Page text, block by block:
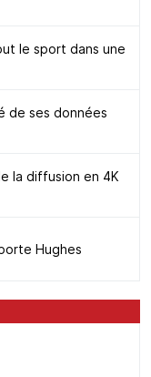
le sport dans une
de ses données
la diffusion en 4K
Hughes